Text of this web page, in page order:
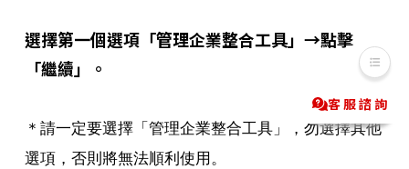
選擇第一個選項「管理企業整合工具」→點擊
「繼續」。
＊請一定要選擇「管理企業整合工具」，勿選擇其他
選項，否則將無法順利使用。
客服諮詢
Messenger
LINE@